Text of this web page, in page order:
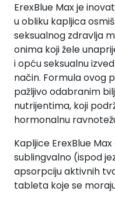
ErexBlue Max je
u obliku kapljica
seksualnog zdravlja
onima koji žele
i opću seksualnu
način. Formula ovog
pažljivo odabranim
nutrijentima, koji
hormonalnu
Kapljice ErexBlue
sublingvalno (ispod
apsorpciju aktivnih
tableta koje se